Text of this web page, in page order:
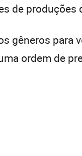
de produções
gêneros para
ordem de